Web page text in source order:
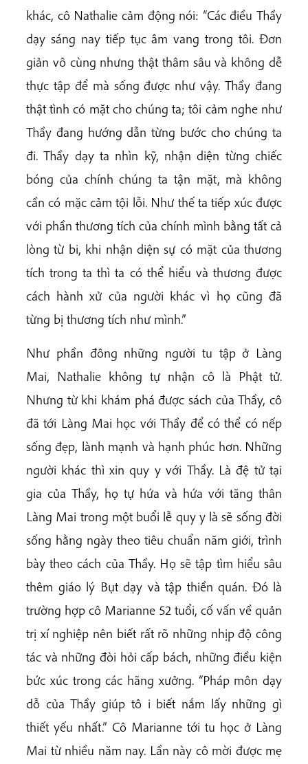
khác, cô Nathalie cảm động nói: “Các điều Thầy
dạy sáng nay tiếp tục âm vang trong tôi. Đơn
giản vô cùng nhưng thật thâm sâu và không dễ
thực tập để mà sống được như vậy. Thầy đang
thật tình có mặt cho chúng ta; tôi cảm nghe như
Thầy đang hướng dẫn từng bước cho chúng ta
đi. Thầy dạy ta nhìn kỹ, nhận diện từng chiếc
bóng của chính chúng ta tận mặt, mà không
cần có mặc cảm tội lỗi. Như thế ta tiếp xúc được
với phần thương tích của chính mình bằng tất cả
lòng từ bi, khi nhận diện sự có mặt của thương
tích trong ta thì ta có thể hiểu và thương được
cách hành xử của người khác vì họ cũng đã
từng bị thương tích như mình.”
Như phần đông những người tu tập ở Làng
Mai, Nathalie không tự nhận cô là Phật tử.
Nhưng từ khi khám phá được sách của Thầy, cô
đã tới Làng Mai học với Thầy để có thể có nếp
sống đẹp, lành mạnh và hạnh phúc hơn. Những
người khác thì xin quy y với Thầy. Là đệ tử tại
gia của Thầy, họ tự hứa và hứa với tăng thân
Làng Mai trong một buổi lễ quy y là sẽ sống đời
sống hằng ngày theo tiêu chuẩn năm giới, trình
bày theo cách của Thầy. Họ sẽ tập tìm hiểu sâu
thêm giáo lý Bụt dạy và tập thiền quán. Đó là
trường hợp cô Marianne 52 tuổi, cố vấn về quản
trị xí nghiệp nên biết rất rõ những nhịp độ công
tác và những đòi hỏi cấp bách, những điều kiện
bức xúc trong các hãng xưởng. “Pháp môn dạy
dỗ của Thầy giúp tô i biết nắm lấy những gì
thiết yếu nhất.” Cô Marianne tới tu học ở Làng
Mai từ nhiều năm nay. Lần này cô mời được mẹ